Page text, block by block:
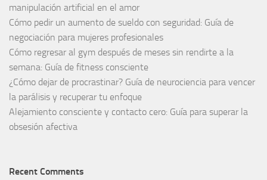
manipulación artificial en el amor
Cómo pedir un aumento de sueldo con seguridad: Guía de
negociación para mujeres profesionales
Cómo regresar al gym después de meses sin rendirte a la
semana: Guía de fitness consciente
¿Cómo dejar de procrastinar? Guía de neurociencia para vencer
la parálisis y recuperar tu enfoque
Alejamiento consciente y contacto cero: Guía para superar la
obsesión afectiva
Recent Comments